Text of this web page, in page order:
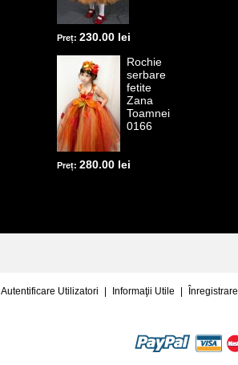
Preț: 230.00 lei
Rochie
serbare
fetite
Zana
Toamnei
0166
Preț: 280.00 lei
Autentificare Utilizatori Informaţii Utile Înregistrare